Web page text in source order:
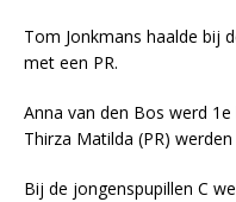
Tom Jonkmans haalde bij
met een PR.
Anna van den Bos werd
Thirza Matilda (PR)
Bij de jongenspupillen C